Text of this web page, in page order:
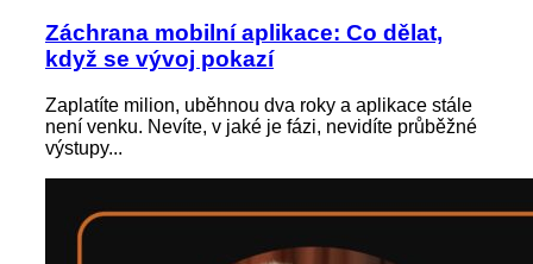
Záchrana mobilní aplikace: Co dělat,
když se vývoj pokazí
Zaplatíte milion, uběhnou dva roky a aplikace stále
není venku. Nevíte, v jaké je fázi, nevidíte průběžné
výstupy...